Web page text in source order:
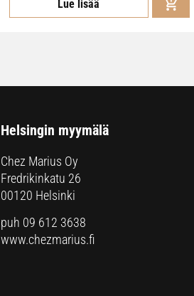
Lue lisää
Helsingin myymälä
Chez Marius Oy
Fredrikinkatu 26
00120 Helsinki
puh 09 612 3638
www.chezmarius.fi